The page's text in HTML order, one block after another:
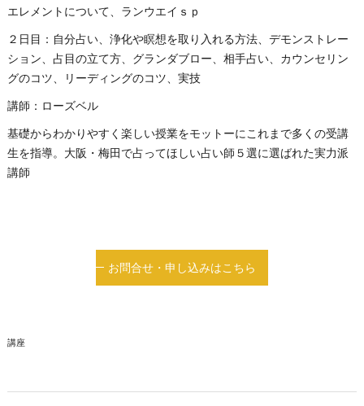
エレメントについて、ランウエイｓｐ
２日目：自分占い、浄化や瞑想を取り入れる方法、デモンストレー
ション、占目の立て方、グランダブロー、相手占い、カウンセリン
グのコツ、リーディングのコツ、実技
講師：ローズベル
基礎からわかりやすく楽しい授業をモットーにこれまで多くの受講
生を指導。大阪・梅田で占ってほしい占い師５選に選ばれた実力派
講師
お問合せ・申し込みはこちら
講座